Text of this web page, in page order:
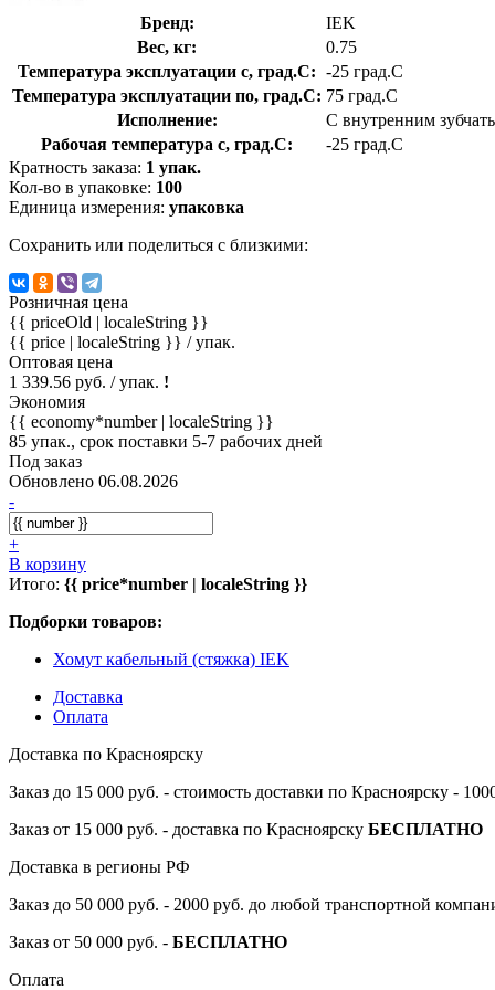
Бренд:
IEK
Вес, кг:
0.75
Температура эксплуатации с, град.C: -25 град.C
Температура эксплуатации по, град.C: 75 град.C
Исполнение:
С внутренним
Рабочая температура с, град.C:
-25 град.C
Кратность заказа: 1 упак.
Кол-во в упаковке: 100
Единица измерения: упаковка
Сохранить или поделиться с близкими:
Розничная цена
{{ priceOld | localeString }}
{{ price | localeString }} / упак.
Оптовая цена
1 339.56 руб. / упак. !
Экономия
{{ economy*number | localeString }}
85 упак., срок поставки 5-7 рабочих дней
Под заказ
Обновлено 06.08.2026
-
+
В корзину
Итого: {{ price*number | localeString }}
Подборки товаров:
Хомут кабельный (стяжка) IEK
Доставка
Оплата
Доставка по Красноярску
Заказ до 15 000 руб. - стоимость доставки по Красноярску -
Заказ от 15 000 руб. - доставка по Красноярску БЕСПЛАТНО
Доставка в регионы РФ
Заказ до 50 000 руб. - 2000 руб. до любой транспортной
Заказ от 50 000 руб. - БЕСПЛАТНО
Оплата